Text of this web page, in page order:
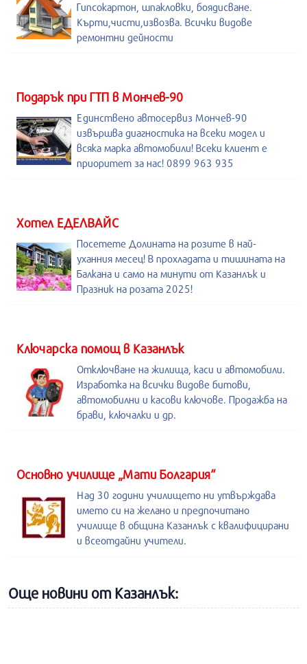
Гипсокартон, шпакловки, боядисване.
Кърти,чисти,извозва. Всички видове
ремонтни дейности
Подарък при ГТП в Мончев-90
Единствено автосервиз Мончев-90
извършва диагностика на всеки модел и
всяка марка автомобили! Всеки клиент е
приоритет за нас! 0899 963 935
Хотел ЕДЕЛВАЙС
Посетете Долината на розите в най-
уханния месец! В прохладата и тишината на
Балкана и само на минути от Казанлък и
Празник на розата 2025!
Kлючарска помощ в Казанлък
Отключване на жилища, каси и автомобили.
Изработка на всички видове битови,
автомобилни и касови ключове. Продажба на
брави, ключалки и др.
Основно училище „Мати Болгария“
Над 30 години училището ни утвърждава
името си на желано и предпочитано
училище в община Казанлък с квалифицирани
и всеотдайни учители.
Още новини от Казанлък: